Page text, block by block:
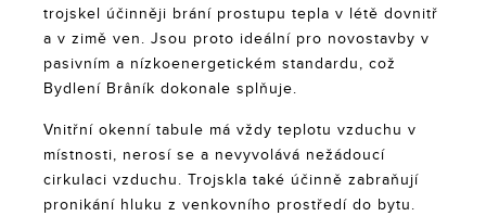
trojskel účinněji brání prostupu tepla v létě dovnitř
a v zimě ven. Jsou proto ideální pro novostavby v
pasivním a nízkoenergetickém standardu, což
Bydlení Brâník dokonale splňuje.
Vnitřní okenní tabule má vždy teplotu vzduchu v
místnosti, nerosí se a nevyvolává nežádoucí
cirkulaci vzduchu. Trojskla také účinně zabraňují
pronikání hluku z venkovního prostředí do bytu.